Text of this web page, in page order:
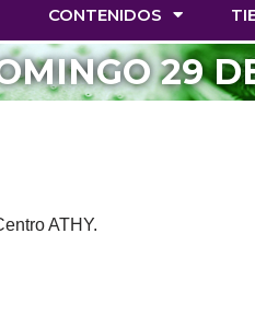
CONTENIDOS
29
ATHY.